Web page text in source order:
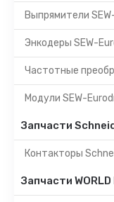
Выпрямители
Энкодеры SEW-
Частотные
Модули SEW-
Запчасти
Контакторы
Запчасти WORLD